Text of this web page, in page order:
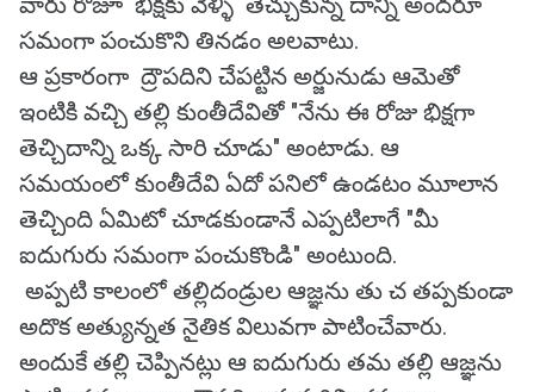
సమంగా పంచుకొని తినడం అలవాటు.
ఆ ప్రకారంగా ద్రౌపదిని చేపట్టిన అర్జునుడు ఆమెతో
ఇంటికి వచ్చి తల్లి కుంతీదేవితో "నేను ఈ రోజు భిక్షగా
తెచ్చిదాన్ని ఒక్క సారి చూడు" అంటాడు. ఆ
సమయంలో కుంతీదేవి ఏదో పనిలో ఉండటం మూలాన
తెచ్చింది ఏమిటో చూడకుండానే ఎప్పటిలాగే "మీ
ఐదుగురు సమంగా పంచుకొండి" అంటుంది.
అప్పటి కాలంలో తల్లిదండ్రుల ఆజ్ఞను తు చ తప్పకుండా
అదొక అత్యున్నత నైతిక విలువగా పాటించేవారు.
అందుకే తల్లి చెప్పినట్లు ఆ ఐదుగురు తమ తల్లి ఆజ్ఞను